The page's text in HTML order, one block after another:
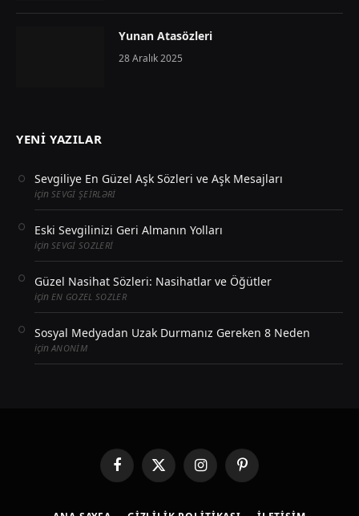
Yunan Atasözleri
28 Aralık 2025
YENI YAZILAR
Sevgiliye En Güzel Aşk Sözleri ve Aşk Mesajları
için SEVGI ŞEIRLƏRI
Eski Sevgilinizi Geri Almanın Yolları
için SEVGI SOZLERI
Güzel Nasihat Sözleri: Nasihatlar ve Öğütler
için EN GOZEL SOZLER
Sosyal Medyadan Uzak Durmanız Gereken 8 Neden
içinANONIM
FacebookX
(Twitter)
InstagramPinterest